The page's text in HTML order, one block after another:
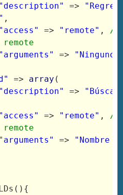
"description"
=>
,
"access"
=> "remote" , //
"arguments"
=> "Ninguno"
=> array (
"description"
=>
"access"
=> "remote" , //
"
arguments" => "Nombre